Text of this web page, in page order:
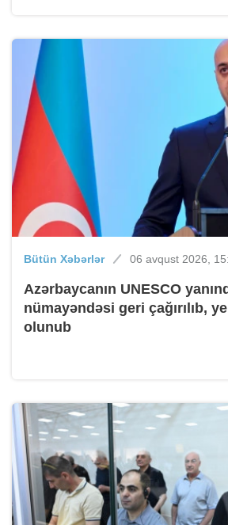
Bütün Xəbərlər 06 avqust 2026,
Azərbaycanın UNESCO
nümayəndəsi geri çağırılıb,
olunub